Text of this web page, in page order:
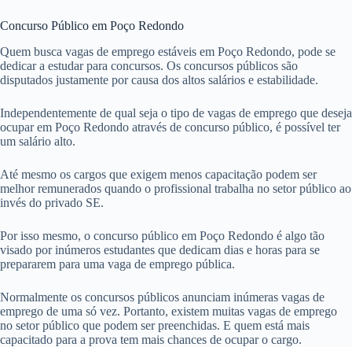
Concurso Público em Poço Redondo
Quem busca vagas de emprego estáveis em Poço Redondo, pode se
dedicar a estudar para concursos. Os concursos públicos são
disputados justamente por causa dos altos salários e estabilidade.
Independentemente de qual seja o tipo de vagas de emprego que deseja
ocupar em Poço Redondo através de concurso público, é possível ter
um salário alto.
Até mesmo os cargos que exigem menos capacitação podem ser
melhor remunerados quando o profissional trabalha no setor público ao
invés do privado SE.
Por isso mesmo, o concurso público em Poço Redondo é algo tão
visado por inúmeros estudantes que dedicam dias e horas para se
prepararem para uma vaga de emprego pública.
Normalmente os concursos públicos anunciam inúmeras vagas de
emprego de uma só vez. Portanto, existem muitas vagas de emprego
no setor público que podem ser preenchidas. E quem está mais
capacitado para a prova tem mais chances de ocupar o cargo.